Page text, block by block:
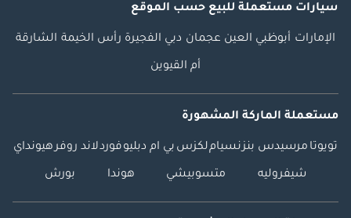
سيارات مستعملة للبيع حسب الموقع
الإمارات أبوظبي العين عجمان دبي الفجيرة رأس الخيمة الشارقة
أم القيوين
مستعملة الماركة المشهورة
تويوتا مرسيدس بنزنسياملكزس بي ام دبليوفوردلاند روفرهيونداي
شيفروليه متسوبيشي هوندا بورش